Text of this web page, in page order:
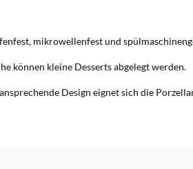
mikrowellenfest und
können kleine Desserts abgelegt werden.
Design eignet sich die